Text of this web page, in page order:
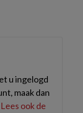
u ingelogd
maak dan
Lees ook de